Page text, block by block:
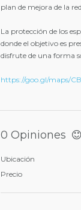
plan de mejora de la
La protección de los
donde el objetivo es
disfrute de una forma
https://goo.gl/maps/
0 Opiniones
Ubicación
Precio